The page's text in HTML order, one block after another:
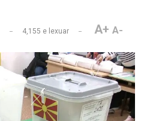
4,155 e lexuar A+ A-